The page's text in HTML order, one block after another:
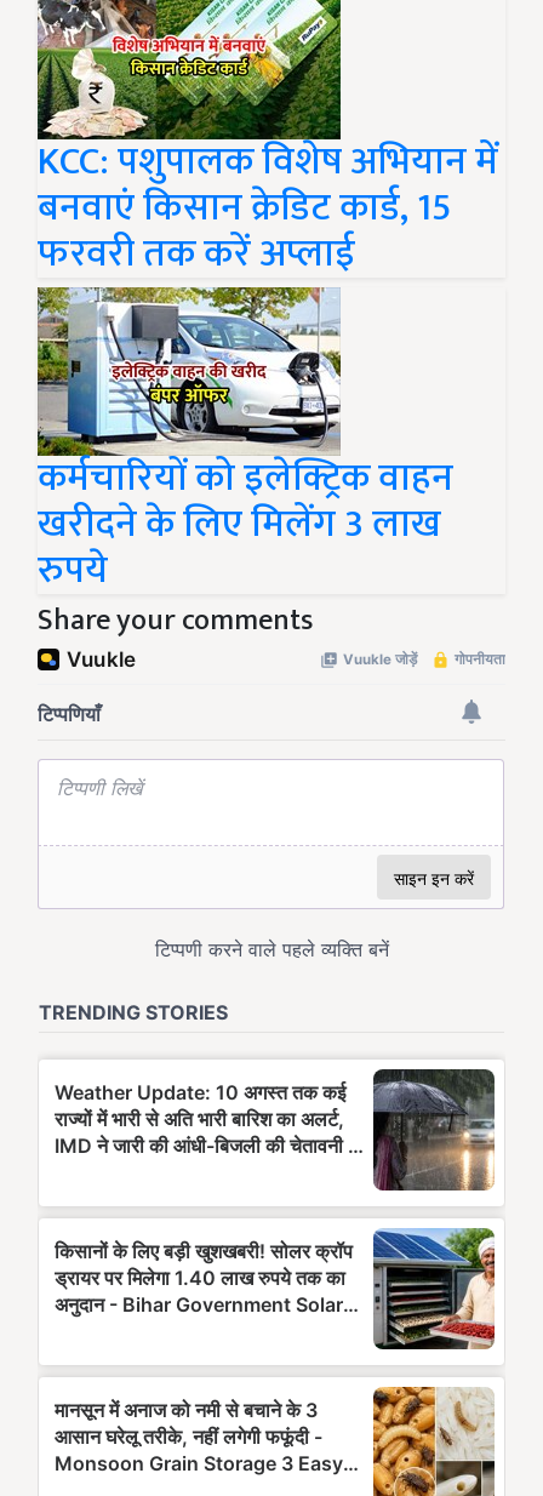
KCC: पशुपालक विशेष अभियान में
बनवाएं किसान क्रेडिट कार्ड, 15
फरवरी तक करें अप्लाई
कर्मचारियों को इलेक्ट्रिक वाहन
खरीदने के लिए मिलेंग 3 लाख
रुपये
Share your comments